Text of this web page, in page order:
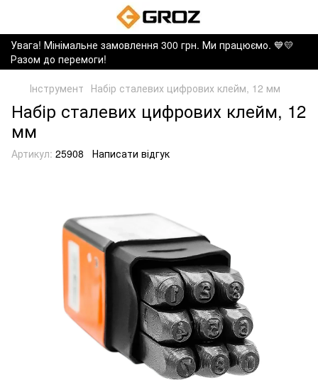
Увага! Мінімальне замовлення 300 грн. Ми працюємо. ​💙💛
Разом до перемоги!
Інструмент Набір сталевих цифрових клейм, 12 мм
Набір сталевих цифрових клейм, 12
мм
Артикул: 25908 Написати відгук